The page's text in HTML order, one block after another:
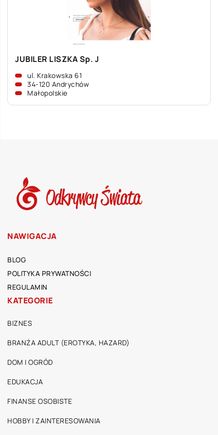
JUBILER LISZKA Sp. J
ul. Krakowska 61
34-120 Andrychów
Małopolskie
NAWIGACJA
BLOG
POLITYKA PRYWATNOŚCI
REGULAMIN
KATEGORIE
BIZNES
BRANŻA ADULT (EROTYKA, HAZARD)
DOM I OGRÓD
EDUKACJA
FINANSE OSOBISTE
HOBBY I ZAINTERESOWANIA